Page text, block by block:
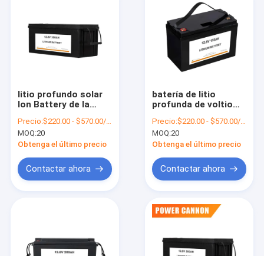
Sobre nosotros
litio profundo solar
Ion Battery de la
300ah del ciclo
3840Wh
Precio:$220.00 - $570.00/Unit 20.0 Units
MOQ:20
Obtenga el último precio
Contactar ahora
batería de litio
profunda de voltio
solar Lifepo4 12 del
ciclo 100A 14kg
Precio:$220.00 - $570.00/Unit 20.0 Units
MOQ:20
Obtenga el último precio
Contactar ahora